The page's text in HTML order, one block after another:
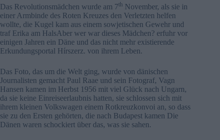
Das Revolutionsmädchen wurde am 7th November, als sie in
einer Armbinde des Roten Kreuzes den Verletzten helfen
wollte, die Kugel kam aus einem sowjetischen Gewehr und
traf Erika am HalsAber wer war dieses Mädchen? erfuhr vor
einigen Jahren ein Däne und das nicht mehr existierende
Erkundungsportal Hírszerz. von ihrem Leben.
Das Foto, das um die Welt ging, wurde von dänischen
Journalisten gemacht Paul Raae und sein Fotograf, Vagn
Hansen kamen im Herbst 1956 mit viel Glück nach Ungarn,
da sie keine Einreiseerlaubnis hatten, sie schlossen sich mit
ihrem kleinen Volkswagen einem Rotkreuzkonvoi an, so dass
sie zu den Ersten gehörten, die nach Budapest kamen Die
Dänen waren schockiert über das, was sie sahen.